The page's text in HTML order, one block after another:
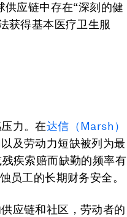
应链中存在“深刻的健
获得基本医疗卫生服
力。在达信（Marsh）
及劳动力短缺被列为最
疾索赔而缺勤的频率有
员工的长期财务安全。
应链和社区，劳动者的